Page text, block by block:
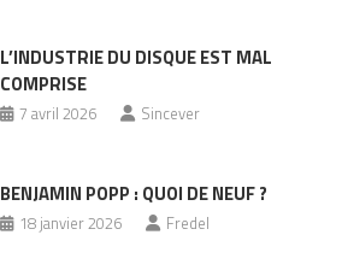
L’INDUSTRIE DU DISQUE EST MAL
COMPRISE
7 avril 2026 Sincever
BENJAMIN POPP : QUOI DE NEUF ?
18 janvier 2026 Fredel